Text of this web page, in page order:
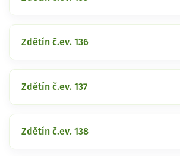
Zdětín č.ev. 136
Zdětín č.ev. 137
Zdětín č.ev. 138